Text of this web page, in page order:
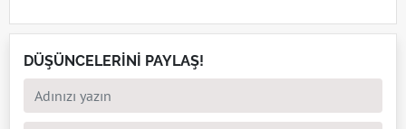
DÜŞÜNCELERİNİ PAYLAŞ!